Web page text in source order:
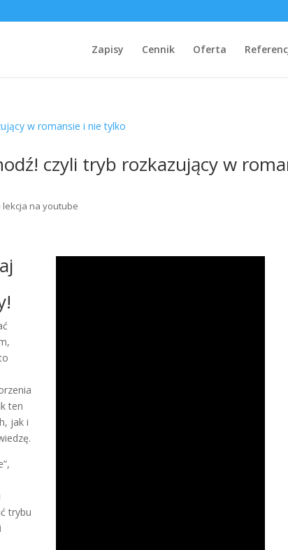
Zapisy Cennik Oferta
czyli tryb rozkazujący w
lekcja na youtube
ten
jak i
trybu